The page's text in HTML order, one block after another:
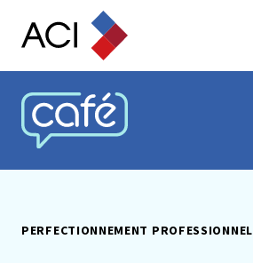
Skip to content
CAFÉ ACI
PERFECTIONNEMENT PROFESSIONNEL